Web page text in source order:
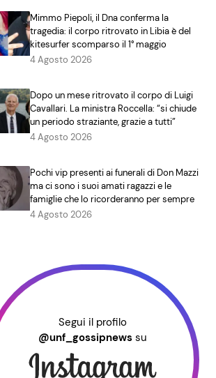
Mimmo Piepoli, il Dna conferma la
tragedia: il corpo ritrovato in Libia è del
kitesurfer scomparso il 1° maggio
4 Agosto 2026
Dopo un mese ritrovato il corpo di Luigi
Cavallari. La ministra Roccella: “si chiude
un periodo straziante, grazie a tutti”
4 Agosto 2026
Pochi vip presenti ai funerali di Don Mazzi
ma ci sono i suoi amati ragazzi e le
famiglie che lo ricorderanno per sempre
4 Agosto 2026
Segui il profilo
@unf_gossipnews su